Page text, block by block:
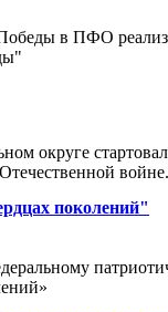
в ПФО
округе
войне.
поколений"